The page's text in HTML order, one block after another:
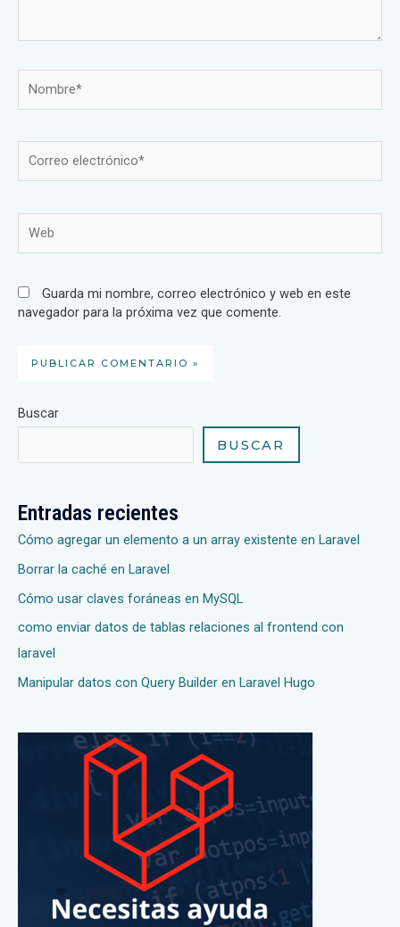
Guarda mi nombre, correo electrónico y web en este
navegador para la próxima vez que comente.
Buscar
BUSCAR
Entradas recientes
Cómo agregar un elemento a un array existente en Laravel
Borrar la caché en Laravel
Cómo usar claves foráneas en MySQL
como enviar datos de tablas relaciones al frontend con
laravel
Manipular datos con Query Builder en Laravel Hugo